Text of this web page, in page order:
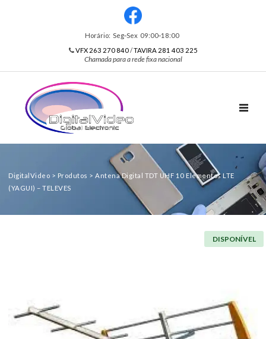
Horário: Seg‑Sex 09:00‑18:00
VFX 263 270 840/TAVIRA 281 403 225
Chamada para a rede fixa nacional
DigitalVideo > Produtos > Antena Digital TDT UHF 10 Elementos LTE
(YAGUI) – TELEVES
DISPONÍVEL